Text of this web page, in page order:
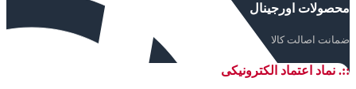
محصولات اورجینال
ضمانت اصالت کالا
::. نماد اعتماد الکترونیکی